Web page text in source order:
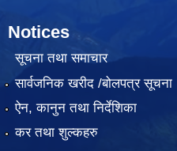
Notices
सूचना तथा समाचार
सार्वजनिक खरीद /बोलपत्र सूचना
ऐन, कानुन तथा निर्देशिका
कर तथा शुल्कहरु